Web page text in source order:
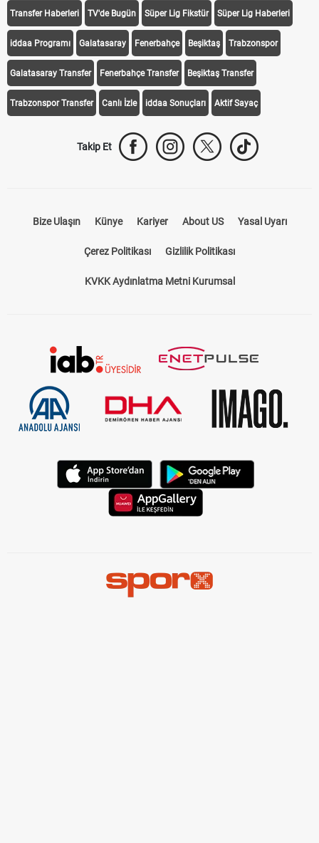
Transfer Haberleri TV'de Bugün Süper Lig Fikstür Süper Lig Haberleri
iddaa Programı Galatasaray Fenerbahçe Beşiktaş Trabzonspor
Galatasaray Transfer Fenerbahçe Transfer Beşiktaş Transfer
Trabzonspor Transfer Canlı İzle iddaa Sonuçları Aktif Sayaç
Takip Et
Bize Ulaşın Künye Kariyer About US Yasal Uyarı
Çerez Politikası Gizlilik Politikası
KVKK Aydınlatma Metni Kurumsal